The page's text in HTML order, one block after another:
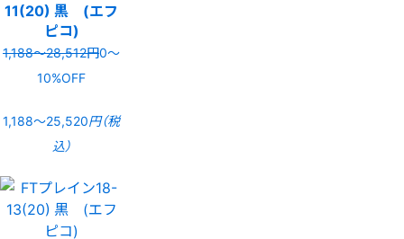
11(20) 黒 (エフ
ピコ)
1,188〜28,512円0〜
10%OFF
1,188〜25,520円（税
込）